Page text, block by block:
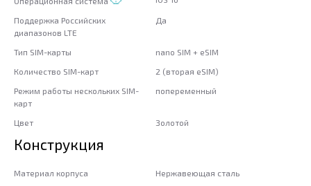
Поддержка Российских
диапазонов LTE
Да
Тип SIM-карты
nano SIM + eSIM
Количество SIM-карт
2 (вторая eSIM)
Режим работы нескольких SIM-
карт
попеременный
Цвет Золотой
Конструкция
Материал корпуса
Нержавеющая сталь